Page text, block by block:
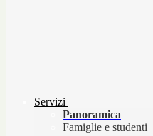
Servizi
Panoramica
Famiglie e studenti